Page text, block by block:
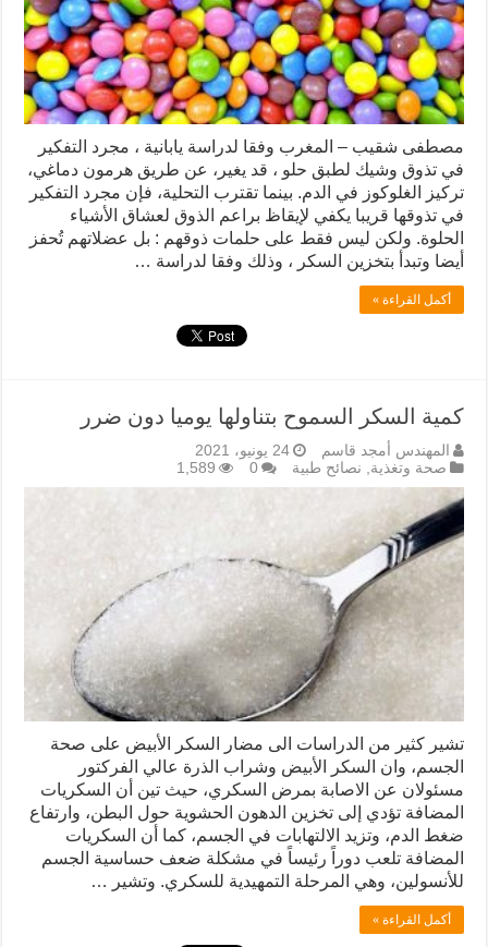
مصطفى شقيب – المغرب وفقا لدراسة يابانية ، مجرد التفكير
في تذوق وشيك لطبق حلو ، قد يغير، عن طريق هرمون دماغي،
تركيز الغلوكوز في الدم. بينما تقترب التحلية، فإن مجرد التفكير
في تذوقها قريبا يكفي لإيقاظ براعم الذوق لعشاق الأشياء
الحلوة. ولكن ليس فقط على حلمات ذوقهم : بل عضلاتهم تُحفز
أيضا وتبدأ بتخزين السكر ، وذلك وفقا لدراسة …
أكمل القراءة »
كمية السكر السموح بتناولها يوميا دون ضرر
المهندس أمجد قاسم
24 يونيو، 2021
صحة وتغذية
نصائح طبية 0
1,589
تشير كثير من الدراسات الى مضار السكر الأبيض على صحة
الجسم، وان السكر الأبيض وشراب الذرة عالي الفركتور
مسئولان عن الاصابة بمرض السكري، حيث تين أن السكريات
المضافة تؤدي إلى تخزين الدهون الحشوية حول البطن، وارتفاع
ضغط الدم، وتزيد الالتهابات في الجسم، كما أن السكريات
المضافة تلعب دوراً رئيساً في مشكلة ضعف حساسية الجسم
للأنسولين، وهي المرحلة التمهيدية للسكري. وتشير …
أكمل القراءة »